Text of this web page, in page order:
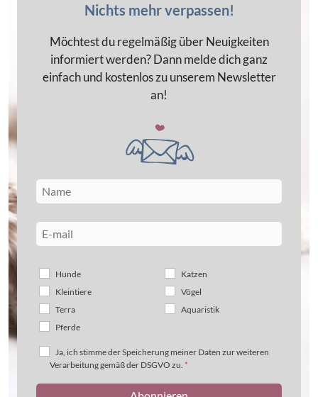
Nichts mehr verpassen!
Möchtest du regelmäßig über Neuigkeiten
informiert werden? Dann melde dich ganz
einfach und kostenlos zu unserem Newsletter
an!
Hunde
Kleintiere
Terra
Pferde
Katzen
Vögel
Aquaristik
Ja, ich stimme der Speicherung meiner Daten zur weiteren
Verarbeitung gemäß der DSGVO zu. *